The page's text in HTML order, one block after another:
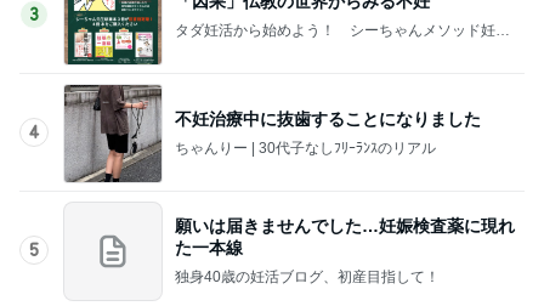
3
タダ妊活から始めよう！ シーちゃんメソッド妊娠
4
不妊治療中に抜歯することになりました
ちゃんりー | 30代子なしﾌﾘｰﾗﾝｽのリアル
5
願いは届きませんでした…妊娠検査薬に現れ
た一本線
独身40歳の妊活ブログ、初産目指して！